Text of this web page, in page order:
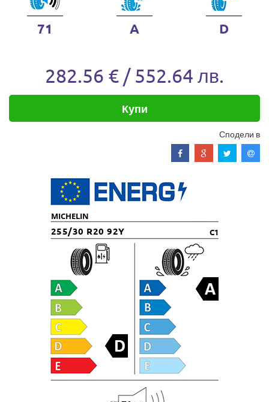
71 A D
282.56 € / 552.64 лв.
Купи
Сподели в
MICHELIN
255/30 R20 92Y C1